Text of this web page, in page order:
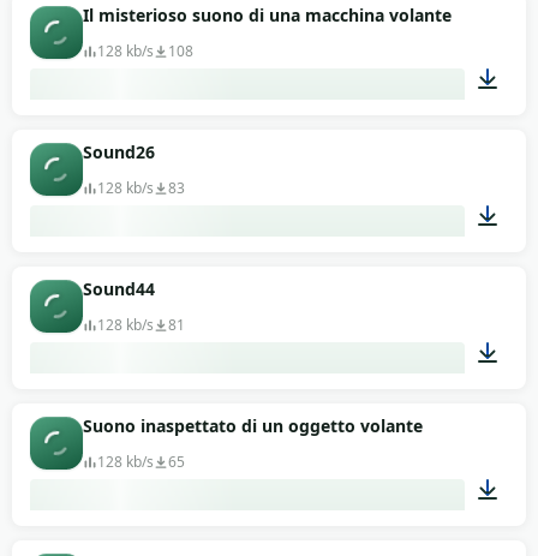
Il misterioso suono di una macchina volante
128 kb/s 108
Sound26
128 kb/s 83
Sound44
128 kb/s 81
Suono inaspettato di un oggetto volante
128 kb/s 65